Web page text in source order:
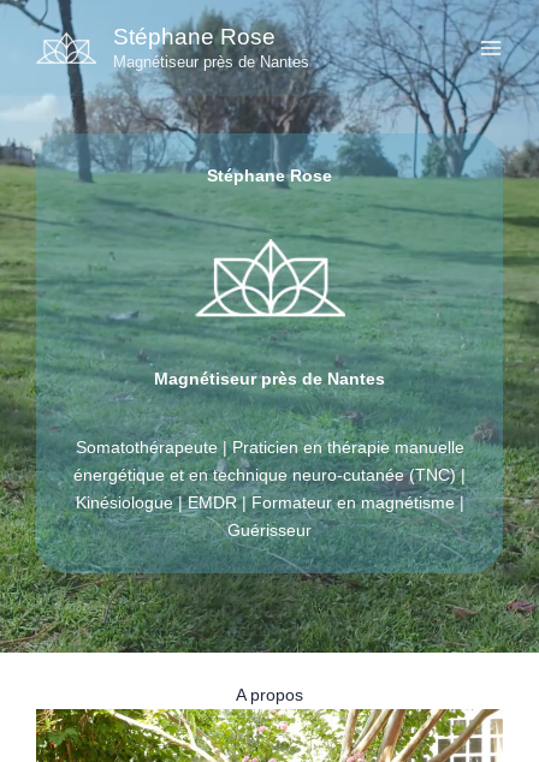
Aller
contenu
Stéphane Rose
Magnétiseur près de Nantes
Stéphane Rose
Magnétiseur près de Nantes
Somatothérapeute | Praticien en thérapie manuelle
énergétique et en technique neuro-cutanée (TNC) |
Kinésiologue | EMDR | Formateur en magnétisme |
Guérisseur
A propos